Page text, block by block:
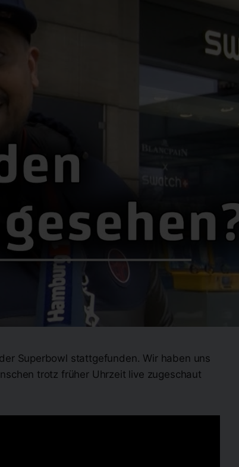
Superbowl stattgefunden. Wir haben uns
trotz früher Uhrzeit live zugeschaut